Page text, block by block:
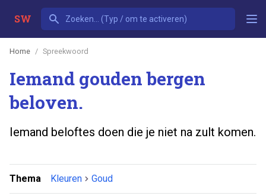
SW
Home Spreekwoord
Iemand gouden bergen
beloven.
Iemand beloftes doen die je niet na zult komen.
Thema Kleuren Goud